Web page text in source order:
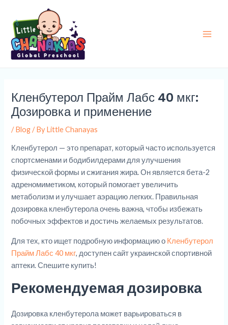
content
Кленбутерол Прайм Лабс 40 мкг:
Дозировка и применение
/Blog/ ByLittle Chanayas
Кленбутерол — это препарат, который часто используется
спортсменами и бодибилдерами для улучшения
физической формы и сжигания жира. Он является бета-2
адреномиметиком, который помогает увеличить
метаболизм и улучшает аэрацию легких. Правильная
дозировка кленбутерола очень важна, чтобы избежать
побочных эффектов и достичь желаемых результатов.
Для тех, кто ищет подробную информацию о Кленбутерол
Прайм Лабс 40 мкг, доступен сайт украинской спортивной
аптеки. Спешите купить!
Рекомендуемая дозировка
Дозировка кленбутерола может варьироваться в
navigation